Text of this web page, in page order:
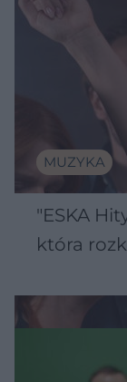
MUZYKA
"ESKA
która